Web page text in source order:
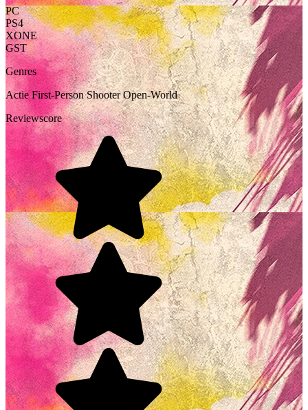
PC
PS4
XONE
GST
Genres
Actie First-Person Shooter Open-World
Reviewscore